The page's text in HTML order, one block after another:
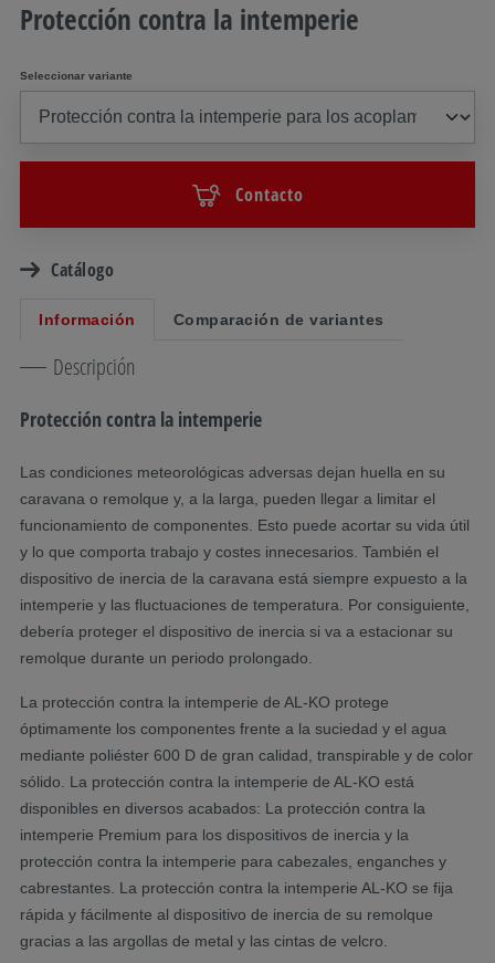
Protección contra la intemperie
Seleccionar variante
Contacto
Catálogo
Información Comparación de variantes
Descripción
Protección contra la intemperie
Las condiciones meteorológicas adversas dejan huella en su
caravana o remolque y, a la larga, pueden llegar a limitar el
funcionamiento de componentes. Esto puede acortar su vida útil
y lo que comporta trabajo y costes innecesarios. También el
dispositivo de inercia de la caravana está siempre expuesto a la
intemperie y las fluctuaciones de temperatura. Por consiguiente,
debería proteger el dispositivo de inercia si va a estacionar su
remolque durante un periodo prolongado.
La protección contra la intemperie de AL-KO protege
óptimamente los componentes frente a la suciedad y el agua
mediante poliéster 600 D de gran calidad, transpirable y de color
sólido. La protección contra la intemperie de AL-KO está
disponibles en diversos acabados: La protección contra la
intemperie Premium para los dispositivos de inercia y la
protección contra la intemperie para cabezales, enganches y
cabrestantes. La protección contra la intemperie AL-KO se fija
rápida y fácilmente al dispositivo de inercia de su remolque
gracias a las argollas de metal y las cintas de velcro.